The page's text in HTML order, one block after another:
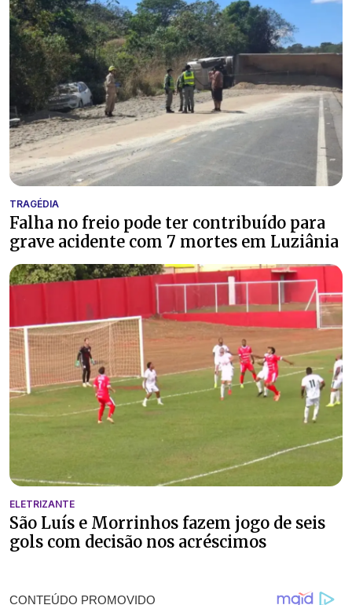
TRAGÉDIA
Falha no freio pode ter contribuído para
grave acidente com 7 mortes em Luziânia
ELETRIZANTE
São Luís e Morrinhos fazem jogo de seis
gols com decisão nos acréscimos